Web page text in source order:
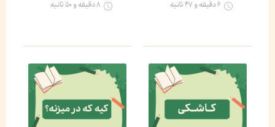
۶ دقیقه و ۴۷ ثانیه ۸ دقیقه و ۵۰ ثانیه